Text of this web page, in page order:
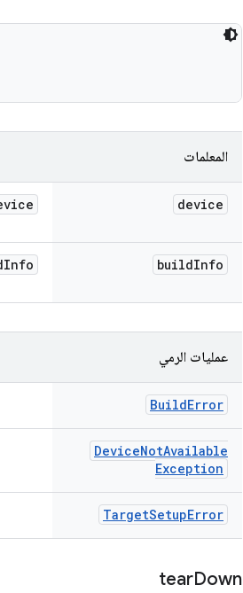
المعلمات
device
buildInfo
Info
عمليات الرمي
BuildError
DeviceNotAvailable
Exception
TargetSetupError
tearDown